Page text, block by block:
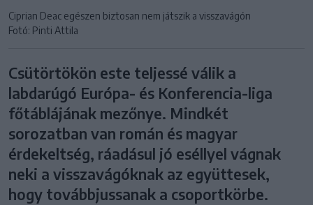
Ciprian Deac egészen biztosan nem játszik a visszavágón
Fotó: Pinti Attila
Csütörtökön este teljessé válik a
labdarúgó Európa- és Konferencia-liga
főtáblájának mezőnye. Mindkét
sorozatban van román és magyar
érdekeltség, ráadásul jó eséllyel vágnak
neki a visszavágóknak az együttesek,
hogy továbbjussanak a csoportkörbe.